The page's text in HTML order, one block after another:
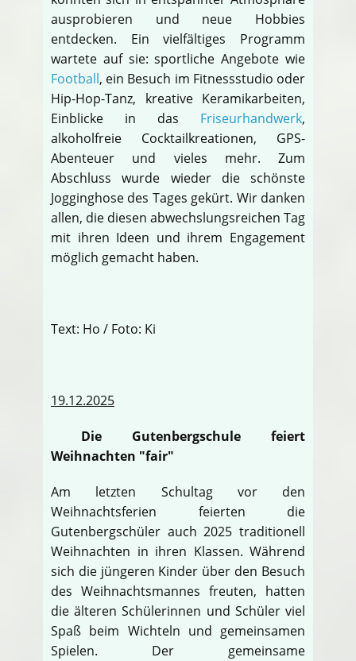
ausprobieren und neue Hobbies
entdecken. Ein vielfältiges Programm
wartete auf sie: sportliche Angebote wie
Football, ein Besuch im Fitnessstudio oder
Hip-Hop-Tanz, kreative Keramikarbeiten,
Einblicke in das Friseurhandwerk,
alkoholfreie Cocktailkreationen, GPS-
Abenteuer und vieles mehr. Zum
Abschluss wurde wieder die schönste
Jogginghose des Tages gekürt. Wir danken
allen, die diesen abwechslungsreichen Tag
mit ihren Ideen und ihrem Engagement
möglich gemacht haben.
Text: Ho / Foto: Ki
19.12.2025
Die Gutenbergschule feiert
Weihnachten "fair"
Am letzten Schultag vor den
Weihnachtsferien feierten die
Gutenbergschüler auch 2025 traditionell
Weihnachten in ihren Klassen. Während
sich die jüngeren Kinder über den Besuch
des Weihnachtsmannes freuten, hatten
die älteren Schülerinnen und Schüler viel
Spaß beim Wichteln und gemeinsamen
Spielen. Der gemeinsame